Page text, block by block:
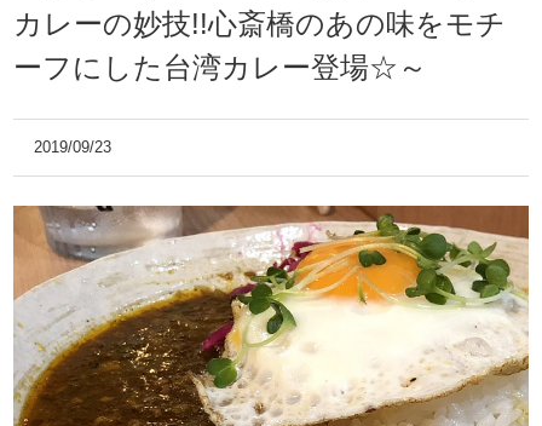
カレーの妙技!!心斎橋のあの味をモチ
ーフにした台湾カレー登場☆～
2019/09/23